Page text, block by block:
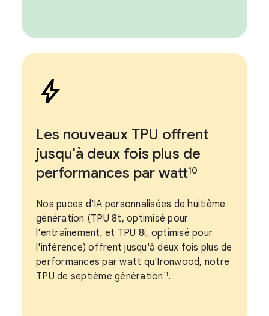
Les nouveaux TPU offrent
jusqu'à deux fois plus de
performances par watt10
Nos puces d'IA personnalisées de huitième
génération (TPU 8t, optimisé pour
l'entraînement, et TPU 8i, optimisé pour
l'inférence) offrent jusqu'à deux fois plus de
performances par watt qu'Ironwood, notre
TPU de septième génération11 .